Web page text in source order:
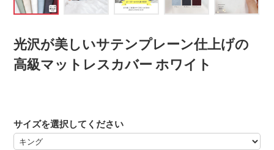
光沢が美しいサテンプレーン仕上げの
高級マットレスカバー ホワイト
サイズを選択してください